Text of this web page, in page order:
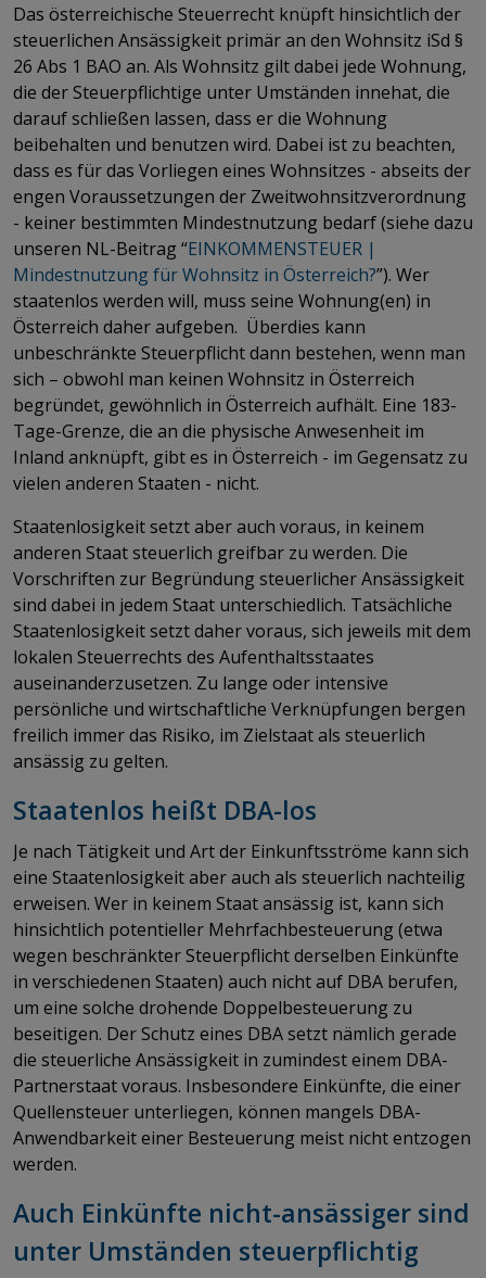
Das österreichische Steuerrecht knüpft hinsichtlich der
steuerlichen Ansässigkeit primär an den Wohnsitz iSd §
26 Abs 1 BAO an. Als Wohnsitz gilt dabei jede Wohnung,
die der Steuerpflichtige unter Umständen innehat, die
darauf schließen lassen, dass er die Wohnung
beibehalten und benutzen wird. Dabei ist zu beachten,
dass es für das Vorliegen eines Wohnsitzes - abseits der
engen Voraussetzungen der Zweitwohnsitzverordnung
- keiner bestimmten Mindestnutzung bedarf (siehe dazu
unseren NL-Beitrag “EINKOMMENSTEUER |
Mindestnutzung für Wohnsitz in Österreich?”). Wer
staatenlos werden will, muss seine Wohnung(en) in
Österreich daher aufgeben. Überdies kann
unbeschränkte Steuerpflicht dann bestehen, wenn man
sich – obwohl man keinen Wohnsitz in Österreich
begründet, gewöhnlich in Österreich aufhält. Eine 183-
Tage-Grenze, die an die physische Anwesenheit im
Inland anknüpft, gibt es in Österreich - im Gegensatz zu
vielen anderen Staaten - nicht.
Staatenlosigkeit setzt aber auch voraus, in keinem
anderen Staat steuerlich greifbar zu werden. Die
Vorschriften zur Begründung steuerlicher Ansässigkeit
sind dabei in jedem Staat unterschiedlich. Tatsächliche
Staatenlosigkeit setzt daher voraus, sich jeweils mit dem
lokalen Steuerrechts des Aufenthaltsstaates
auseinanderzusetzen. Zu lange oder intensive
persönliche und wirtschaftliche Verknüpfungen bergen
freilich immer das Risiko, im Zielstaat als steuerlich
ansässig zu gelten.
Staatenlos heißt DBA-los
Je nach Tätigkeit und Art der Einkunftsströme kann sich
eine Staatenlosigkeit aber auch als steuerlich nachteilig
erweisen. Wer in keinem Staat ansässig ist, kann sich
hinsichtlich potentieller Mehrfachbesteuerung (etwa
wegen beschränkter Steuerpflicht derselben Einkünfte
in verschiedenen Staaten) auch nicht auf DBA berufen,
um eine solche drohende Doppelbesteuerung zu
beseitigen. Der Schutz eines DBA setzt nämlich gerade
die steuerliche Ansässigkeit in zumindest einem DBA-
Partnerstaat voraus. Insbesondere Einkünfte, die einer
Quellensteuer unterliegen, können mangels DBA-
Anwendbarkeit einer Besteuerung meist nicht entzogen
werden.
Auch Einkünfte nicht-ansässiger sind
unter Umständen steuerpflichtig